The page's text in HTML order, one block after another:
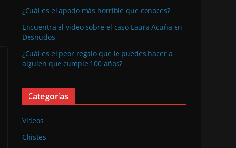
¿Cuál es el apodo más horrible que conoces?
Encuentra el video sobre el caso Laura Acuña en
Desnudos
¿Cuál es el peor regalo que le puedes hacer a
alguien que cumple 100 años?
Categorías
Videos
Chistes